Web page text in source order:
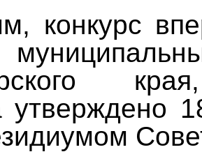
конкурс
утверждено